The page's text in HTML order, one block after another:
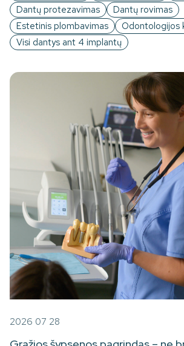
Dantų protezavimas
Dantų rovimas
Estetinis plombavimas
Odontologijos
Visi dantys ant 4 implantų
2026 07 28